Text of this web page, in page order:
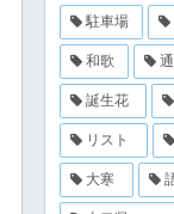
駐車場
和歌
誕生花
リスト
大寒